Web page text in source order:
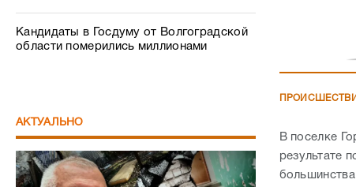
Кандидаты в Госдуму от Волгоградской
области померились миллионами
АКТУАЛЬНО
В поселке
результате